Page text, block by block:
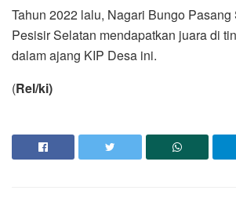
Tahun 2022 lalu, Nagari Bungo
Pesisir Selatan mendapatkan juara di
dalam ajang KIP Desa ini.
(Rel/ki)